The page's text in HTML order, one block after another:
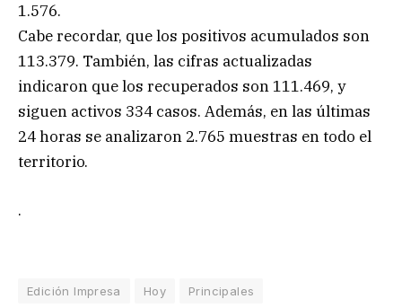
1.576.
Cabe recordar, que los positivos acumulados son
113.379. También, las cifras actualizadas
indicaron que los recuperados son 111.469, y
siguen activos 334 casos. Además, en las últimas
24 horas se analizaron 2.765 muestras en todo el
territorio.
.
Edición Impresa Hoy Principales